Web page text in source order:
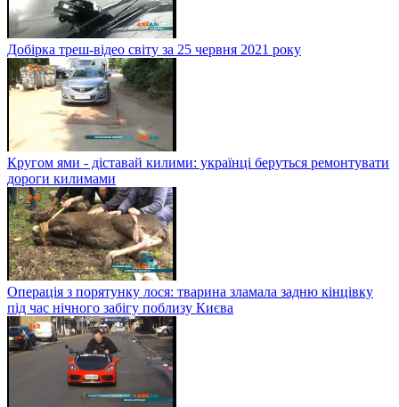
Добірка треш-відео світу за 25 червня 2021 року
Кругом ями - діставай килими: українці беруться ремонтувати
дороги килимами
Операція з порятунку лося: тварина зламала задню кінцівку
під час нічного забігу поблизу Києва